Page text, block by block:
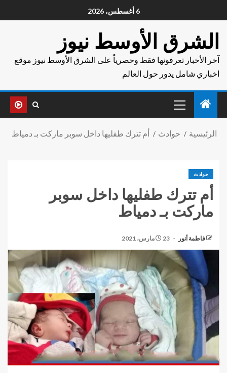
6 أغسطس، 2026
الشرق الأوسط نيوز
آخر الأخبار تعرفونها فقط وحصرياً على الشرق الأوسط نيوز موقع
اخباري شامل يدور حول العالم
الرئيسية حوادث أم تترك طفليها داخل سوبر ماركت بـ دمياط
حوادث
أم تترك طفليها داخل سوبر
ماركت بـ دمياط
فاطمة أنور 23 مارس، 2021